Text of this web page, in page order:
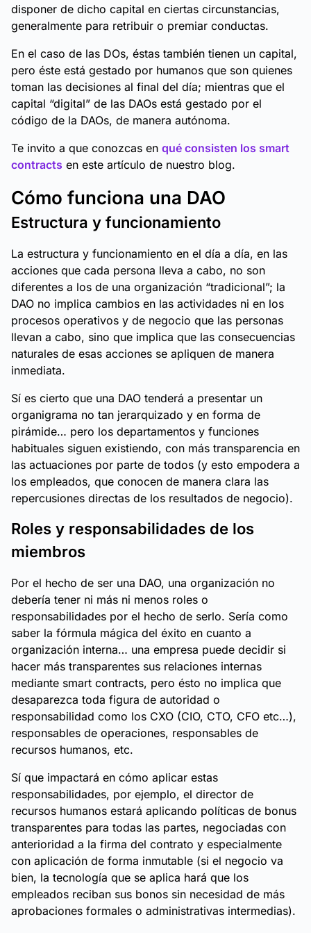
disponer de dicho capital en ciertas circunstancias,
generalmente para retribuir o premiar conductas.
En el caso de las DOs, éstas también tienen un capital,
pero éste está gestado por humanos que son quienes
toman las decisiones al final del día; mientras que el
capital “digital” de las DAOs está gestado por el
código de la DAOs, de manera autónoma.
Te invito a que conozcas en qué consisten los smart
contracts en este artículo de nuestro blog.
Cómo funciona una DAO
Estructura y funcionamiento
La estructura y funcionamiento en el día a día, en las
acciones que cada persona lleva a cabo, no son
diferentes a los de una organización “tradicional”; la
DAO no implica cambios en las actividades ni en los
procesos operativos y de negocio que las personas
llevan a cabo, sino que implica que las consecuencias
naturales de esas acciones se apliquen de manera
inmediata.
Sí es cierto que una DAO tenderá a presentar un
organigrama no tan jerarquizado y en forma de
pirámide… pero los departamentos y funciones
habituales siguen existiendo, con más transparencia en
las actuaciones por parte de todos (y esto empodera a
los empleados, que conocen de manera clara las
repercusiones directas de los resultados de negocio).
Roles y responsabilidades de los
miembros
Por el hecho de ser una DAO, una organización no
debería tener ni más ni menos roles o
responsabilidades por el hecho de serlo. Sería como
saber la fórmula mágica del éxito en cuanto a
organización interna… una empresa puede decidir si
hacer más transparentes sus relaciones internas
mediante smart contracts, pero ésto no implica que
desaparezca toda figura de autoridad o
responsabilidad como los CXO (CIO, CTO, CFO etc…),
responsables de operaciones, responsables de
recursos humanos, etc.
Sí que impactará en cómo aplicar estas
responsabilidades, por ejemplo, el director de
recursos humanos estará aplicando políticas de bonus
transparentes para todas las partes, negociadas con
anterioridad a la firma del contrato y especialmente
con aplicación de forma inmutable (si el negocio va
bien, la tecnología que se aplica hará que los
empleados reciban sus bonos sin necesidad de más
aprobaciones formales o administrativas intermedias).